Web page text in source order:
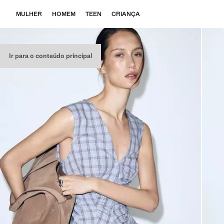
Ir para o conteúdo principal
MULHER HOMEM TEEN CRIANÇA